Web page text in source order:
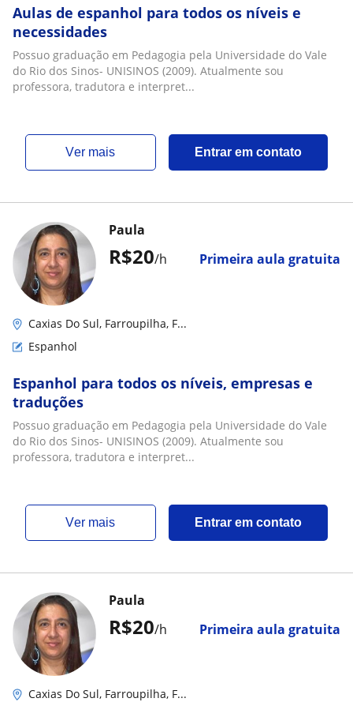
Aulas de espanhol para todos os níveis e
necessidades
Possuo graduação em Pedagogia pela Universidade do Vale
do Rio dos Sinos- UNISINOS (2009). Atualmente sou
professora, tradutora e interpret...
ver mais Entrar em contato
R$20/h Primeira aula gratuita
Paula
Caxias Do Sul, Farroupilha, F...
Espanhol
Espanhol para todos os níveis, empresas e
traduções
Possuo graduação em Pedagogia pela Universidade do Vale
do Rio dos Sinos- UNISINOS (2009). Atualmente sou
professora, tradutora e interpret...
ver mais Entrar em contato
R$20/h Primeira aula gratuita
Paula
Caxias Do Sul, Farroupilha, F...